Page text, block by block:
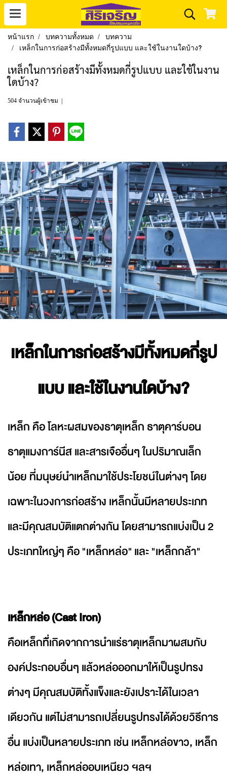
หน้าแรก บทความทั้งหมด
บทความ
เหล็กในการก่อสร้างมีทั้งหมดกี่รูปแบบ และใช้ในงานใดบ้าง?
เหล็กในการก่อสร้างมีทั้งหมดกี่รูปแบบ และใช้ในงาน
ใดบ้าง?
504 จำนวนผู้เข้าชม
เหล็กในการก่อสร้างมีทั้งหมดกี่รูป
แบบและใช้ในงานใดบ้าง?
เหล็ก คือ โลหะผสมของธาตุเหล็ก ธาตุคาร์บอน
ธาตุแมงการ์นีส และสารเจืออื่นๆ ในปริมาณเล็ก
น้อย ที่มนุษย์นำเหล็กมาใช้ประโยชน์ในต่างๆ โดย
เฉพาะในวงการก่อสร้าง เหล็กนั้นมีหลายประเภท
และมีคุณสมบัติแตกต่างกัน โดยสามารถแบ่งเป็น 2
ประเภทใหญ่ๆ คือ "เหล็กหล่อ" และ "เหล็กกล้า"
เหล็กหล่อ (Cast Iron)
คือเหล็กที่้เกิดจากการนำแร่ธาตุเหล็กมาผสมกับ
องค์ประกอบอื่นๆ แล้วหล่อออกมาให้เป็นรูปทรง
ต่างๆ มีคุณสมบัติทั้งแข็งและยังเปราะได้ในเวลา
เดียวกัน แต่ไม่สามารถเปลี่ยนรูปทรงได้ด้วยวิธีการ
อื่น แบ่งเป็นหลายประเภท เช่น เหล็กหล่อขาว, เหล็ก
หล่อเทา, เหล็กหล่ออบเหนียว ฯลฯ